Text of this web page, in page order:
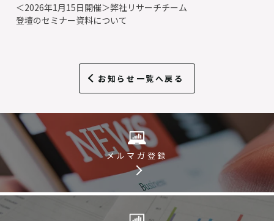
＜2026年1月15日開催＞弊社リサーチチーム
登壇のセミナー資料について
お知らせ一覧へ戻る
メルマガ登録